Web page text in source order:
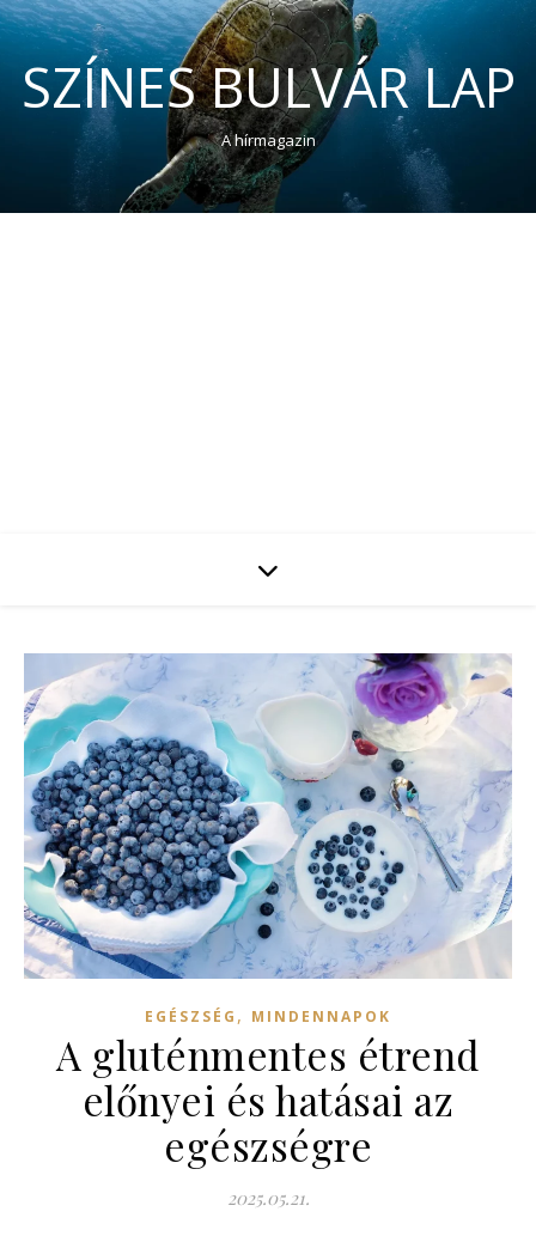
SZÍNES BULVÁR LAP
A hírmagazin
EGÉSZSÉG , MINDENNAPOK
A gluténmentes étrend
előnyei és hatásai az
egészségre
2025.05.21.